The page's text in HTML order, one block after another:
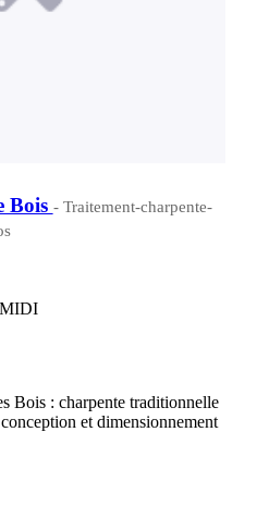
Bois - Traitement-charpente-
Bois : charpente traditionnelle
et dimensionnement